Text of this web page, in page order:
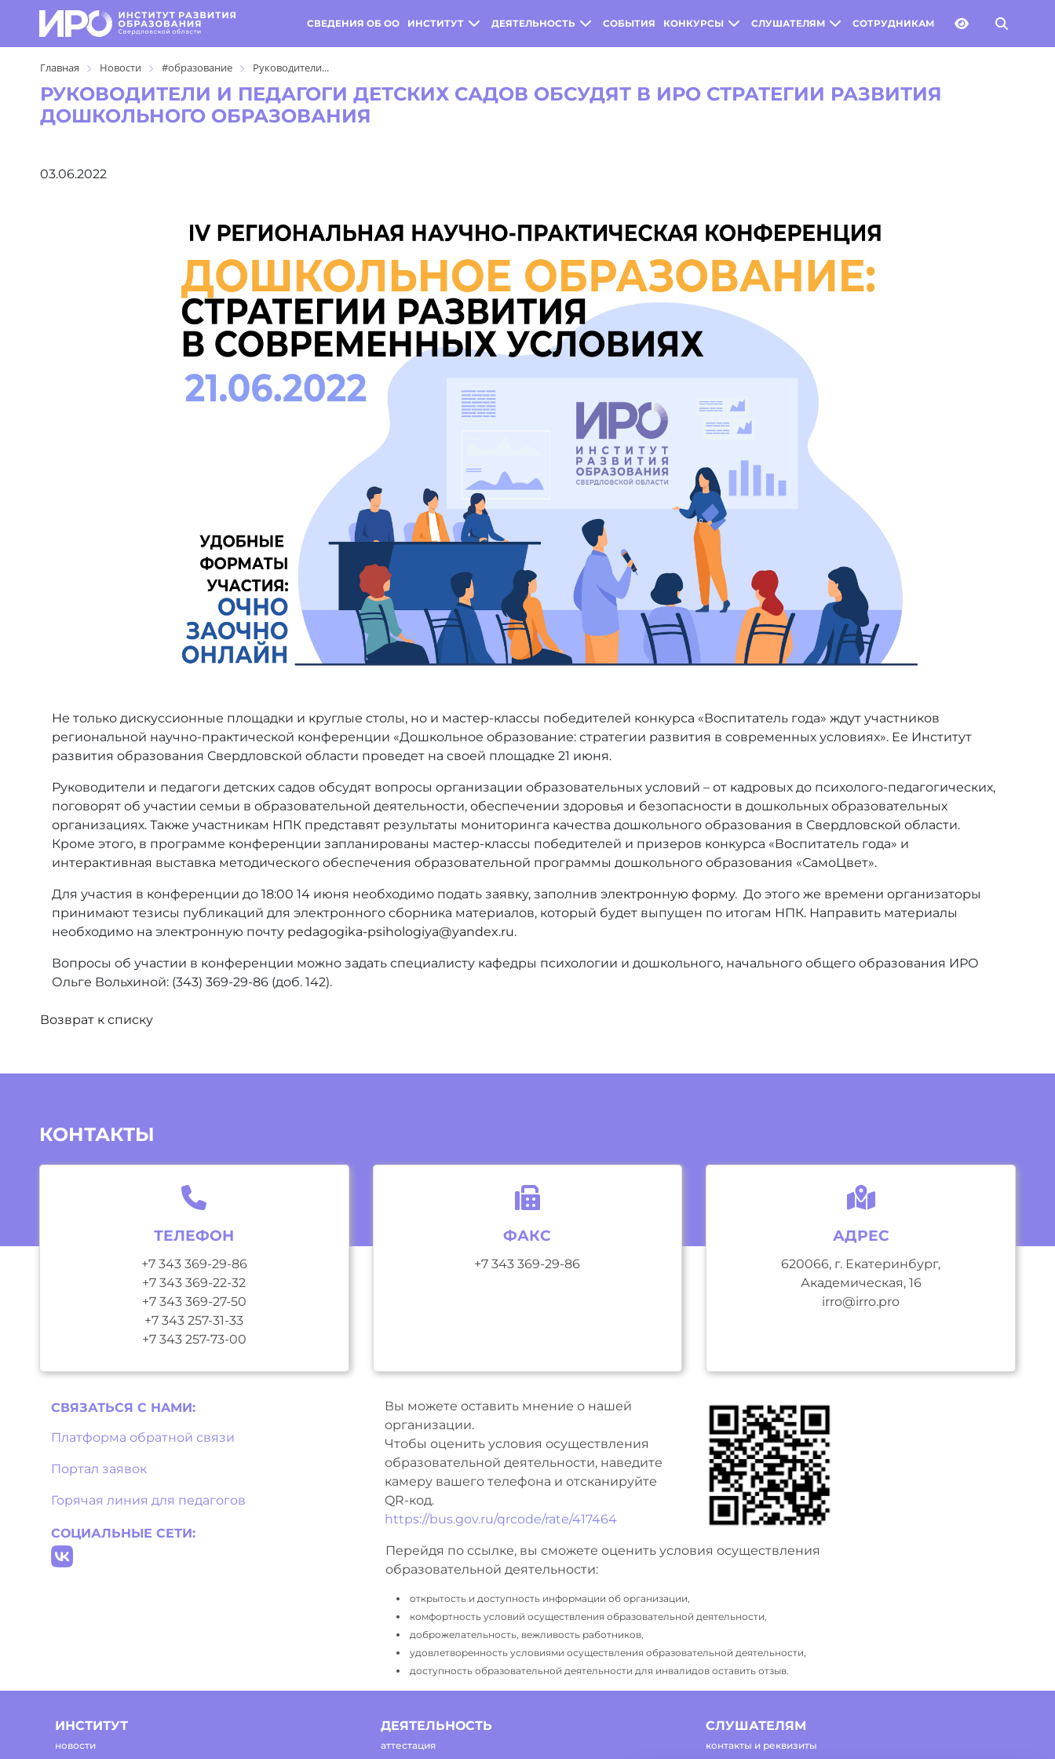
СВЕДЕНИЯ ОБ ОО ИНСТИТУТ ДЕЯТЕЛЬНОСТЬ СОБЫТИЯ КОНКУРСЫ СЛУШАТЕЛЯМ СОТРУДНИКАМ
Главная Новости #образование Руководители...
РУКОВОДИТЕЛИ И ПЕДАГОГИ ДЕТСКИХ САДОВ ОБСУДЯТ В ИРО СТРАТЕГИИ РАЗВИТИЯ
ДОШКОЛЬНОГО ОБРАЗОВАНИЯ
03.06.2022
Не только дискуссионные площадки и круглые столы, но и мастер-классы победителей конкурса «Воспитатель года» ждут участников
региональной научно-практической конференции «Дошкольное образование: стратегии развития в современных условиях». Ее Институт
развития образования Свердловской области проведет на своей площадке 21 июня.
Руководители и педагоги детских садов обсудят вопросы организации образовательных условий – от кадровых до психолого-педагогических,
поговорят об участии семьи в образовательной деятельности, обеспечении здоровья и безопасности в дошкольных образовательных
организациях. Также участникам НПК представят результаты мониторинга качества дошкольного образования в Свердловской области.
Кроме этого, в программе конференции запланированы мастер-классы победителей и призеров конкурса «Воспитатель года» и
интерактивная выставка методического обеспечения образовательной программы дошкольного образования «СамоЦвет».
Для участия в конференции до 18:00 14 июня необходимо подать заявку, заполнив электронную форму. До этого же времени организаторы
принимают тезисы публикаций для электронного сборника материалов, который будет выпущен по итогам НПК. Направить материалы
необходимо на электронную почту pedagogika-psihologiya@yandex.ru.
Вопросы об участии в конференции можно задать специалисту кафедры психологии и дошкольного, начального общего образования ИРО
Ольге Вольхиной: (343) 369-29-86 (доб. 142).
Возврат к списку
КОНТАКТЫ
ТЕЛЕФОН
+7 343 369-29-86
+7 343 369-22-32
+7 343 369-27-50
+7 343 257-31-33
+7 343 257-73-00
ФАКС
+7 343 369-29-86
АДРЕС
620066, г. Екатеринбург,
Академическая, 16
irro@irro.pro
СВЯЗАТЬСЯ С НAМИ:
Платформа обратной связи
Портал заявок
Горячая линия для педагогов
СОЦИАЛЬНЫЕ СЕТИ:
Вы можете оставить мнение о нашей
организации.
Чтобы оценить условия осуществления
образовательной деятельности, наведите
камеру вашего телефона и отсканируйте
QR-код.
https://bus.gov.ru/qrcode/rate/417464
Перейдя по ссылке, вы сможете оценить условия осуществления
образовательной деятельности:
открытость и доступность информации об организации,
комфортность условий осуществления образовательной деятельности,
доброжелательность, вежливость работников,
удовлетворенность условиями осуществления образовательной деятельности,
доступность образовательной деятельности для инвалидов оставить отзыв.
ИНСТИТУТ
новости
ДЕЯТЕЛЬНОСТЬ
аттестация
СЛУШАТЕЛЯМ
контакты и реквизиты